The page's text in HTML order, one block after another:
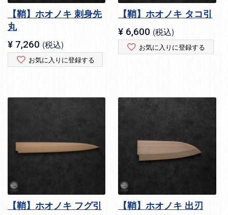
【鞘】ホオノキ 刺身先
丸
¥ 7,260 税込
お気に入りに登録する
【鞘】ホオノキ タコ引
¥ 6,600 税込
お気に入りに登録する
【鞘】ホオノキ フグ引 【鞘】ホオノキ 出刃